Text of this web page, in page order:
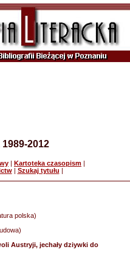
2012
| Kartoteka czasopism |
| Szukaj tytułu |
polska)
Austryji, jechały dziywki do